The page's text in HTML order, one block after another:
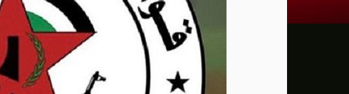
"اليونيسف" توقف موظفا رفيعا بتهمة التجسس
بزشكيان يتعهد بالصمود ويعلن: لن أستقيل
الإدارة الأمريكية تخصص مليار دولار لدعم إدارة